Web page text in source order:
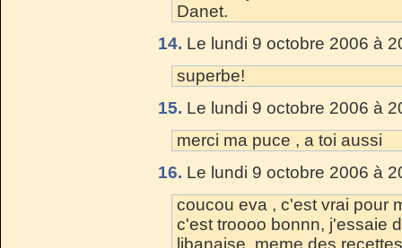
Danet.
14. Le lundi 9 octobre 2006 à
superbe!
15. Le lundi 9 octobre 2006 à
merci ma puce , a toi aussi
16. Le lundi 9 octobre 2006 à
coucou eva , c'est vrai pour
c'est troooo bonnn, j'essaie
libanaise, meme des